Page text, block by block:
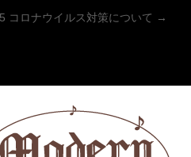
コロナウイルス対策について →